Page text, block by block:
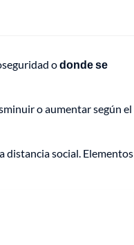
odonde se
o aumentar según el
distancia social. Elementos